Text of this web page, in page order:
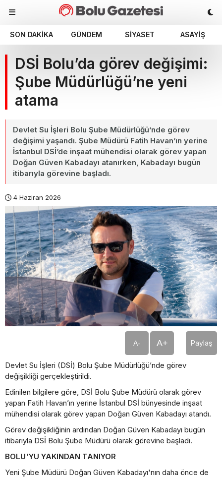
SON DAKIKA GÜNDEM SIYASET ASAYIŞ
DSİ Bolu’da görev değişimi:
Şube Müdürlüğü’ne yeni
atama
Devlet Su İşleri Bolu Şube Müdürlüğü’nde görev
değişimi yaşandı. Şube Müdürü Fatih Havan’ın yerine
İstanbul DSİ’de inşaat mühendisi olarak görev yapan
Doğan Güven Kabadayı atanırken, Kabadayı bugün
itibarıyla görevine başladı.
4 Haziran 2026
A- A+ Paylaş
Devlet Su İşleri (DSİ) Bolu Şube Müdürlüğü’nde görev
değişikliği gerçekleştirildi.
Edinilen bilgilere göre, DSİ Bolu Şube Müdürü olarak görev
yapan Fatih Havan’ın yerine İstanbul DSİ bünyesinde inşaat
mühendisi olarak görev yapan Doğan Güven Kabadayı atandı.
Görev değişikliğinin ardından Doğan Güven Kabadayı bugün
itibarıyla DSİ Bolu Şube Müdürü olarak görevine başladı.
BOLU'YU YAKINDAN TANIYOR
Yeni Şube Müdürü Doğan Güven Kabadayı'nın daha önce de